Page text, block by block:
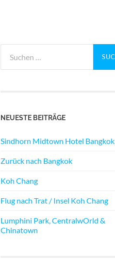
nach:
NEUESTE BEITRÄGE
Sindhorn Midtown Hotel Bangkok
Zurück nach Bangkok
Koh Chang
Flug nach Trat / Insel Koh Chang
Lumphini Park, CentralwOrld &
Chinatown